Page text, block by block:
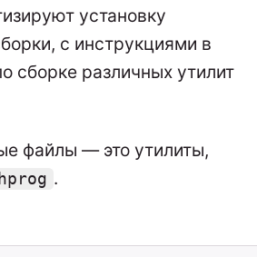
установку
с инструкциями в
сборке различных утилит
файлы — это утилиты,
.